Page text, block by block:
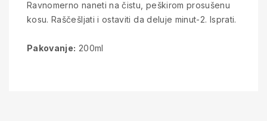
Ravnomerno naneti na čistu, peškirom prosušenu
kosu. Raščešljati i ostaviti da deluje minut-2. Isprati.
Pakovanje: 200ml